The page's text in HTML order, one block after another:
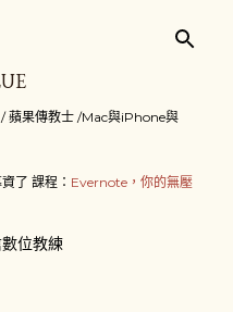
蘋果傳教士 /Mac與iPhone與
了 課程： Evernote，你的無壓
位教練